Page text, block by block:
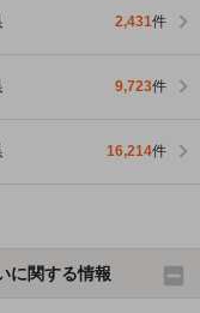
2,431件
9,723件
16,214件
に関する情報